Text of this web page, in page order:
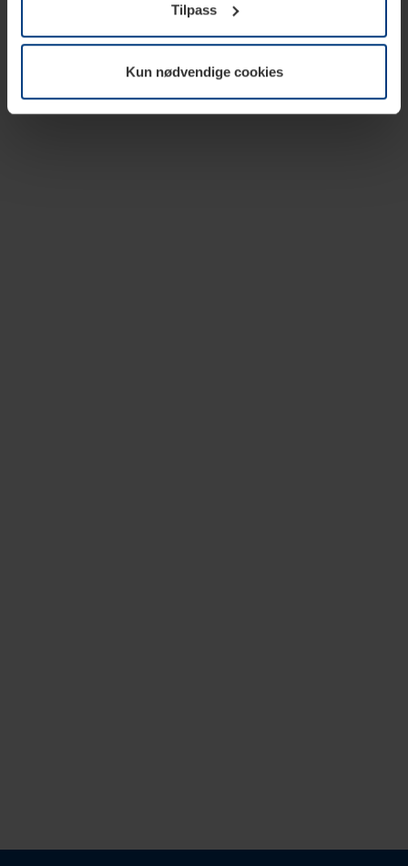
tilbakekalle ditt samtykke i forklaringen av
informasjonskapselen på sidenPersonvernerklæringpå
Tilpass
Kun nødvendige cookies